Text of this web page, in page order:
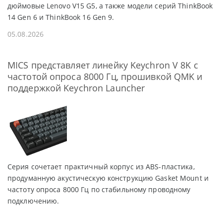
дюймовые Lenovo V15 G5, а также модели серий ThinkBook
14 Gen 6 и ThinkBook 16 Gen 9.
05.08.2026
MICS представляет линейку Keychron V 8K с
частотой опроса 8000 Гц, прошивкой QMK и
поддержкой Keychron Launcher
Серия сочетает практичный корпус из ABS-пластика,
продуманную акустическую конструкцию Gasket Mount и
частоту опроса 8000 Гц по стабильному проводному
подключению.